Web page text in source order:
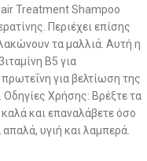
Treatment Shampoo
Περιέχει επίσης
τα μαλλιά. Αυτή η
Β5 για
για βελτίωση της
Οδηγίες Χρήσης: Βρέξτε τα
και επαναλάβετε όσο
υγιή και λαμπερά.